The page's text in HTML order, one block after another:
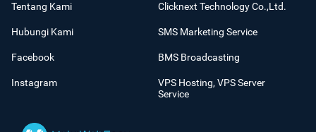
Tentang Kami
Hubungi Kami
Facebook
Instagram
Clicknext Technology Co.,Ltd.
SMS Marketing Service
BMS Broadcasting
VPS Hosting, VPS Server
Service